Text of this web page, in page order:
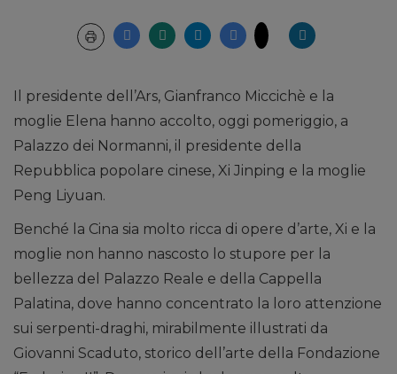
Il presidente dell’Ars, Gianfranco Miccichè e la
moglie Elena hanno accolto, oggi pomeriggio, a
Palazzo dei Normanni, il presidente della
Repubblica popolare cinese, Xi Jinping e la moglie
Peng Liyuan.
Benché la Cina sia molto ricca di opere d’arte, Xi e la
moglie non hanno nascosto lo stupore per la
bellezza del Palazzo Reale e della Cappella
Palatina, dove hanno concentrato la loro attenzione
sui serpenti-draghi, mirabilmente illustrati da
Giovanni Scaduto, storico dell’arte della Fondazione